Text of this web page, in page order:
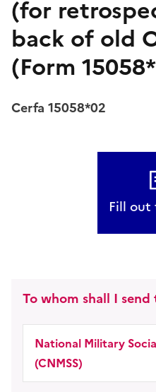
(for
back of old
(Form
Cerfa 15058*02
Fill out
To whom shall I
National Military
(CNMSS)